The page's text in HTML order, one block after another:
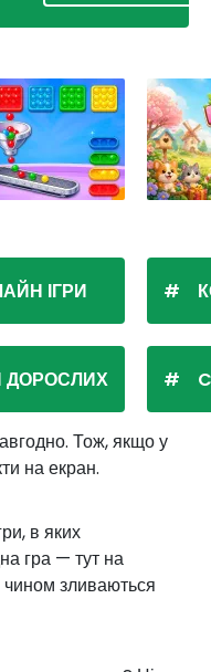
ІГРИ
ДОРОСЛИХ
Тож, якщо у
на екран.
в яких
гра — тут на
чином зливаються